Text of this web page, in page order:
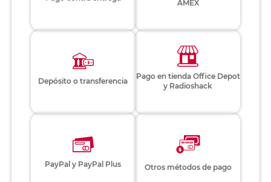
AMEX
Depósito o transferencia
Pago en tienda Office Depot
y Radioshack
PayPal y PayPal Plus Otros métodos de pago